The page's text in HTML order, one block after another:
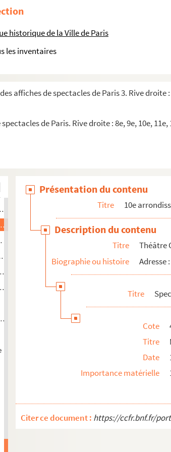
historique de la Ville de Paris
les inventaires
affiches de spectacles de Paris 3. Rive droite
de Paris. Rive droite : 8e, 9e, 10e,
fables de La Fontaine
clown ?
déjà
Spamalot
Madame
vair
Marie Bell
Présentation du contenu
Titre 10e
Description du contenu
Titre
Théâtre
Biographie ou histoire
Adresse
Titre
Cote
Titre
Date
Importance matérielle
Citer ce document : https://ccfr.bnf.fr/